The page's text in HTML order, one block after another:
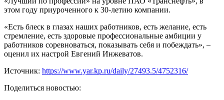
этом году приуроченного к 30-летию компании.
«Есть блеск в глазах наших работников, есть желание, есть
стремление, есть здоровые профессиональные амбиции у
работников соревноваться, показывать себя и побеждать», –
оценил их настрой Евгений Инжеватов.
Источник: https://www.yar.kp.ru/daily/27493.5/4752316/
Поделиться новостью: